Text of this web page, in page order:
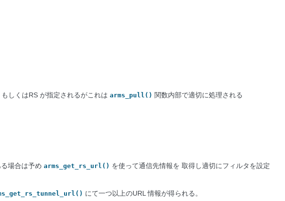
しくはRS が指定されるがこれは arms_pull() 関数内部で適切に処理される
場合は予め arms_get_rs_url() を使って通信先情報を 取得し適切にフィルタを設定
にて一つ以上のURL 情報が得られる。